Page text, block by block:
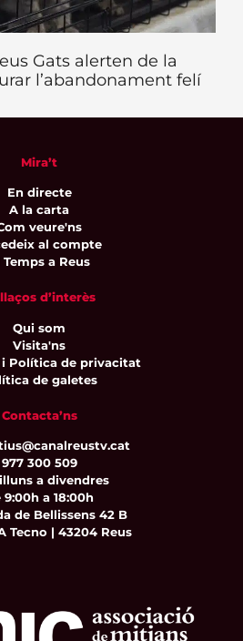
Gats alerten de la
l’abandonament felí
Mira’t
En directe
A la carta
veure'ns
al compte
Temps a Reus
d’interès
Qui som
Visita'ns
i Política de privacitat
de galetes
Contacta’ns
977 300 509
a divendres
9:00h a 18:00h
de Bellissens 42 B
Tecno | 43204 Reus